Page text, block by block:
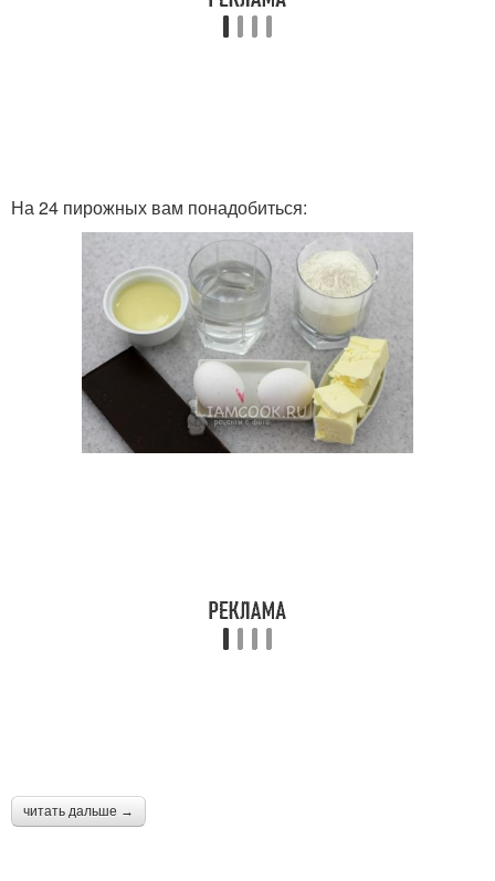
На 24 пирожных вам понадобиться:
читать дальше →